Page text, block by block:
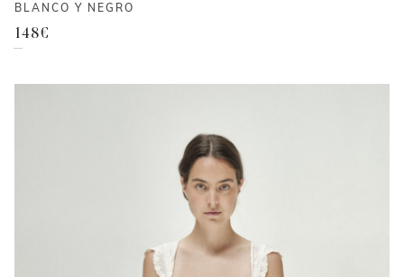
BLANCO Y NEGRO
148€